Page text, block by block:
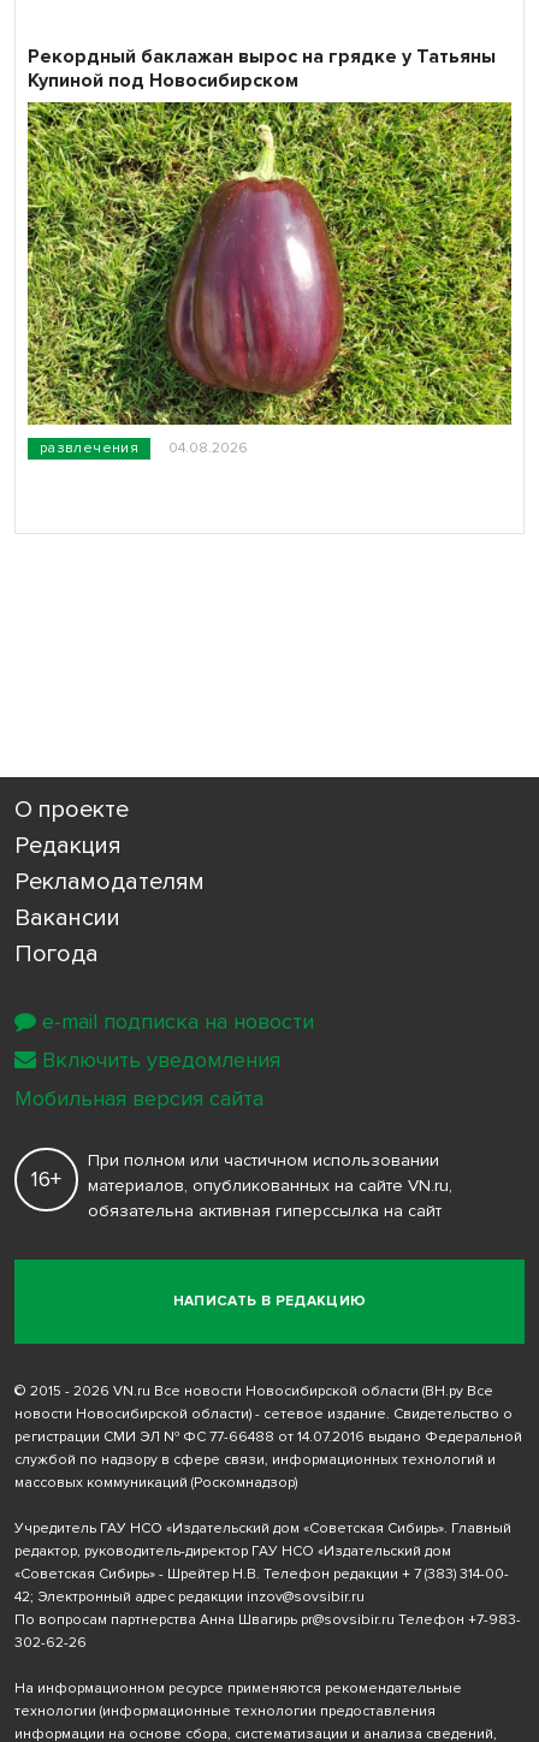
развлечения 04.08.2026
Рекордный баклажан вырос на грядке у Татьяны
Купиной под Новосибирском
О проекте
Редакция
Рекламодателям
Вакансии
Погода
НАПИСАТЬ В РЕДАКЦИЮ
16+
При полном или частичном использовании
материалов, опубликованных на сайте VN.ru,
обязательна активная гиперссылка на сайт
© 2015 - 2026 VN.ru Все новости Новосибирской области (ВН.ру Все
новости Новосибирской области) - сетевое издание. Свидетельство о
регистрации СМИ ЭЛ № ФС 77-66488 от 14.07.2016 выдано Федеральной
службой по надзору в сфере связи, информационных технологий и
массовых коммуникаций (Роскомнадзор)
Учредитель ГАУ НСО «Издательский дом «Советская Сибирь». Главный
редактор, руководитель-директор ГАУ НСО «Издательский дом
«Советская Сибирь» - Шрейтер Н.В. Телефон редакции + 7 (383) 314-00-
42; Электронный адрес редакции inzov@sovsibir.ru
По вопросам партнерства Анна Швагирь pr@sovsibir.ru Телефон +7-983-
302-62-26
На информационном ресурсе применяются рекомендательные
технологии (информационные технологии предоставления
информации на основе сбора, систематизации и анализа сведений,
e-mail подписка на новости
Включить уведомления
Мобильная версия сайта